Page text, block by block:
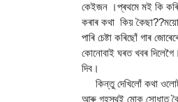
কেইজন ।প্ৰথমে মই কি
কৰাৰ কথা কিয় কৈছা??ময়ো
পাৰি চেষ্টা কৰিছোঁ‌ গাৰ
কোনোবাই ঘৰত খবৰ
দিব।
কিন্তু দেখিলোঁ‌ কথা
আৰু গৃহস্থই মোক সোধাত কৈ